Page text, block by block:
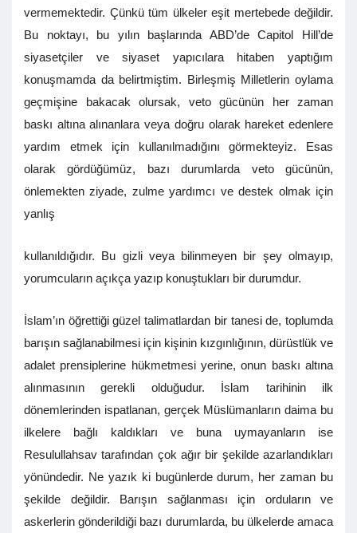
vermemektedir. Çünkü tüm ülkeler eşit mertebede değildir.
Bu noktayı, bu yılın başlarında ABD’de Capitol Hill’de
siyasetçiler ve siyaset yapıcılara hitaben yaptığım
konuşmamda da belirtmiştim. Birleşmiş Milletlerin oylama
geçmişine bakacak olursak, veto gücünün her zaman
baskı altına alınanlara veya doğru olarak hareket edenlere
yardım etmek için kullanılmadığını görmekteyiz. Esas
olarak gördüğümüz, bazı durumlarda veto gücünün,
önlemekten ziyade, zulme yardımcı ve destek olmak için
yanlış
kullanıldığıdır. Bu gizli veya bilinmeyen bir şey olmayıp,
yorumcuların açıkça yazıp konuştukları bir durumdur.
İslam’ın öğrettiği güzel talimatlardan bir tanesi de, toplumda
barışın sağlanabilmesi için kişinin kızgınlığının, dürüstlük ve
adalet prensiplerine hükmetmesi yerine, onun baskı altına
alınmasının gerekli olduğudur. İslam tarihinin ilk
dönemlerinden ispatlanan, gerçek Müslümanların daima bu
ilkelere bağlı kaldıkları ve buna uymayanların ise
Resulullahsav tarafından çok ağır bir şekilde azarlandıkları
yönündedir. Ne yazık ki bugünlerde durum, her zaman bu
şekilde değildir. Barışın sağlanması için orduların ve
askerlerin gönderildiği bazı durumlarda, bu ülkelerde amaca